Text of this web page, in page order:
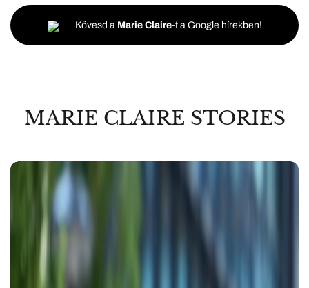
Kövesd a Marie Claire-t a Google hírekben!
MARIE CLAIRE STORIES